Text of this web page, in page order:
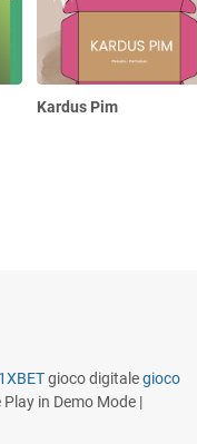
Kardus Pim
1XBETgioco digitalegioco
in Demo Mode |